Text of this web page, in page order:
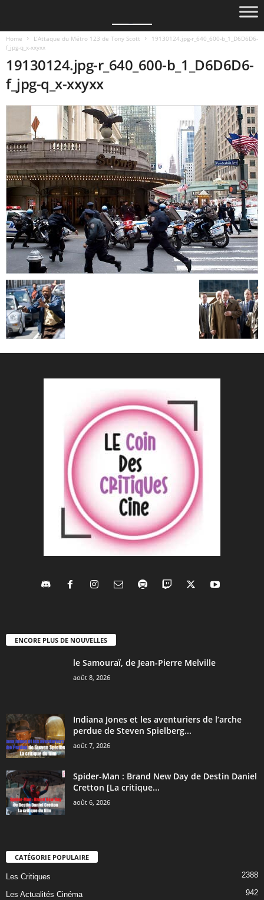
Home L’Attaque du Métro 123 de Tony Scott
19130124.jpg-r_640_600-b_1_D6D6D6-
f_jpg-q_x-xxyxx
19130124.jpg-r_640_600-b_1_D6D6D6-
f_jpg-q_x-xxyxx
ENCORE PLUS DE NOUVELLES
le Samouraï, de Jean-Pierre Melville
août 8, 2026
Indiana Jones et les aventuriers de l’arche
perdue de Steven Spielberg...
août 7, 2026
Spider-Man : Brand New Day de Destin Daniel
Cretton [La critique...
août 6, 2026
CATÉGORIE POPULAIRE
Les Critiques 2388
Les Actualités Cinéma 942